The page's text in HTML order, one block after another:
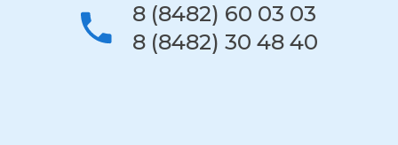
8 (8482) 60 03 03
8 (8482) 30 48 40